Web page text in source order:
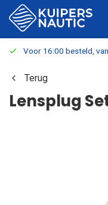
Voor 16:00 besteld,
Terug
Lensplug